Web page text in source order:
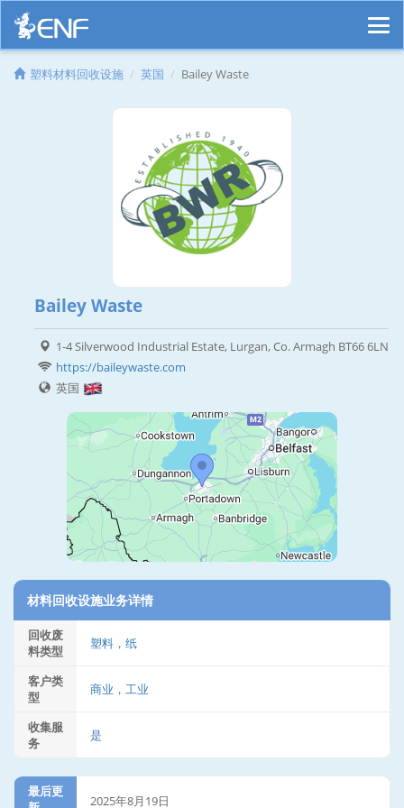
塑料材料回收设施 英国 Bailey Waste
Bailey Waste
1-4 Silverwood Industrial Estate, Lurgan, Co. Armagh BT66 6LN
https://baileywaste.com
英国
材料回收设施业务详情
回收废
料类型
塑料，纸
客户类
型
商业，工业
收集服
务
是
最后更
2025年8月19日